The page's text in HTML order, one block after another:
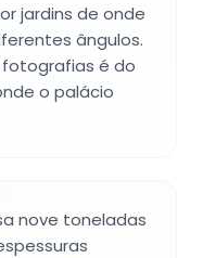
jardins de onde
ângulos.
é do
o palácio
nove toneladas